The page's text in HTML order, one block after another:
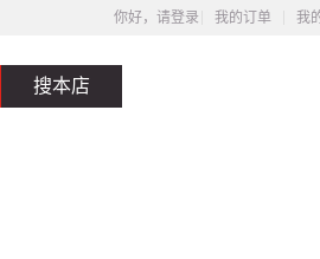
你好，请登录 我的订单 我
搜本店